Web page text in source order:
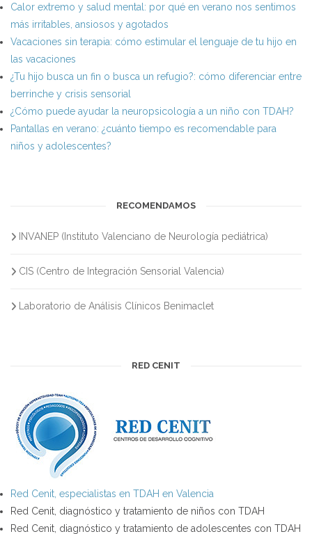
Calor extremo y salud mental: por qué en verano nos sentimos
más irritables, ansiosos y agotados
Vacaciones sin terapia: cómo estimular el lenguaje de tu hijo en
las vacaciones
¿Tu hijo busca un fin o busca un refugio?: cómo diferenciar entre
berrinche y crisis sensorial
¿Cómo puede ayudar la neuropsicología a un niño con TDAH?
Pantallas en verano: ¿cuánto tiempo es recomendable para
niños y adolescentes?
RECOMENDAMOS
INVANEP (Instituto Valenciano de Neurología pediátrica)
CIS (Centro de Integración Sensorial Valencia)
Laboratorio de Análisis Clínicos Benimaclet
RED CENIT
Red Cenit, especialistas en TDAH en Valencia
Red Cenit, diagnóstico y tratamiento de niños con TDAH
Red Cenit, diagnóstico y tratamiento de adolescentes con TDAH